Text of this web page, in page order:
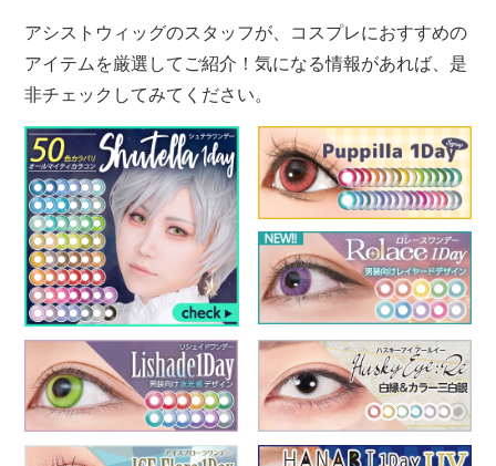
アシストウィッグのスタッフが、コスプレにおすすめの
アイテムを厳選してご紹介！気になる情報があれば、是
非チェックしてみてください。